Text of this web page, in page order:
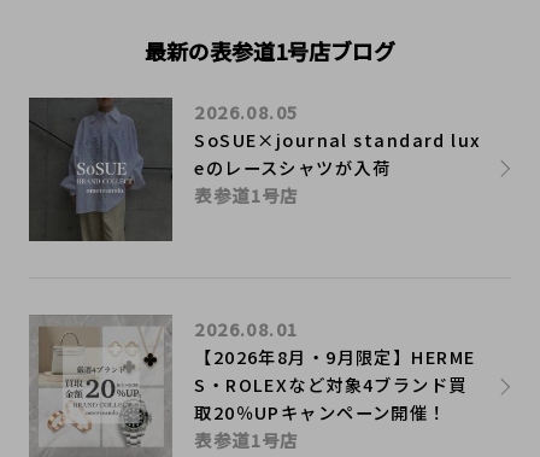
最新の表参道1号店ブログ
SoSUE×journal standard lux
eのレースシャツが入荷
2026.08.05
表参道1号店
【2026年8月・9月限定】HERME
S・ROLEXなど対象4ブランド買
取20％UPキャンペーン開催！
2026.08.01
表参道1号店